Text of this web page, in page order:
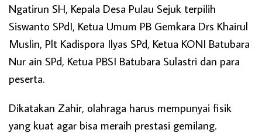
Ngatirun SH, Kepala Desa Pulau Sejuk terpilih
Siswanto SPdI, Ketua Umum PB Gemkara Drs Khairul
Muslin, Plt Kadispora Ilyas SPd, Ketua KONI Batubara
Nur ain SPd, Ketua PBSI Batubara Sulastri dan para
peserta.
Dikatakan Zahir, olahraga harus mempunyai fisik
yang kuat agar bisa meraih prestasi gemilang.